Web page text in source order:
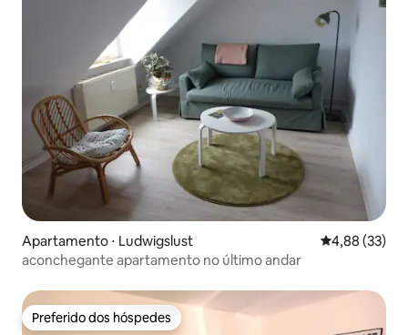
Apartamento ⋅ Ludwigslust 4,88 de uma
4,88 (33)
aconchegante apartamento no último andar
Preferido dos hóspedes
Preferido dos hóspedes